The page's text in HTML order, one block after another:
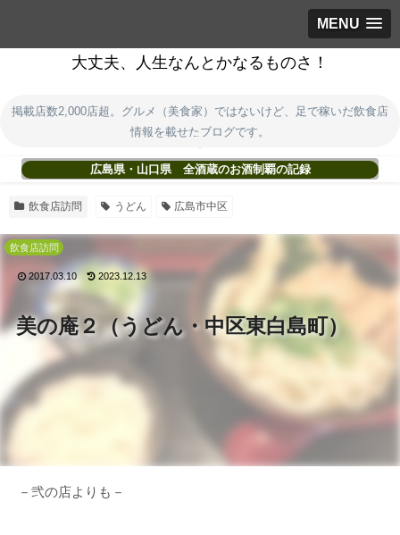
MENU
大丈夫、人生なんとかなるものさ！
掲載店数2,000店超。グルメ（美食家）ではないけど、足で稼いだ飲食店
情報を載せたブログです。
広島県・山口県 全酒蔵のお酒制覇の記録
飲食店訪問 うどん 広島市中区
美の庵２（うどん・中区東白島町）
飲食店訪問
2017.03.10 2023.12.13
－弐の店よりも－